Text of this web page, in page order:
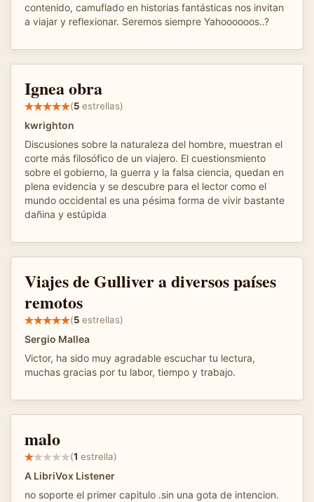
contenido, camuflado en historias fantásticas nos invitan
a viajar y reflexionar. Seremos siempre Yahoooooos..?
Ignea obra
(5 estrellas)
kwrighton
Discusiones sobre la naturaleza del hombre, muestran el
corte más filosófico de un viajero. El cuestionsmiento
sobre el gobierno, la guerra y la falsa ciencia, quedan en
plena evidencia y se descubre para el lector como el
mundo occidental es una pésima forma de vivir bastante
dañina y estúpida
Viajes de Gulliver a diversos países
remotos
(5 estrellas)
Sergio Mallea
Victor, ha sido muy agradable escuchar tu lectura,
muchas gracias por tu labor, tiempo y trabajo.
malo
(1 estrella)
A LibriVox Listener
no soporte el primer capitulo .sin una gota de intencion.